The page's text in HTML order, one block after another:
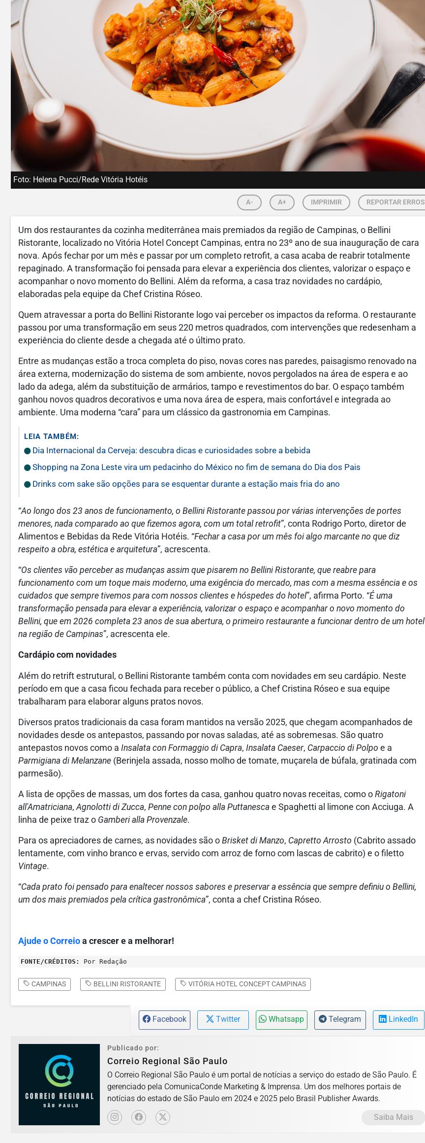
Foto: Helena Pucci/Rede Vitória Hotéis
A- A+ IMPRIMIR REPORTAR ERROS
Um dos restaurantes da cozinha mediterrânea mais premiados da região de Campinas, o Bellini
Ristorante, localizado no Vitória Hotel Concept Campinas, entra no 23º ano de sua inauguração de cara
nova. Após fechar por um mês e passar por um completo retrofit, a casa acaba de reabrir totalmente
repaginado. A transformação foi pensada para elevar a experiência dos clientes, valorizar o espaço e
acompanhar o novo momento do Bellini. Além da reforma, a casa traz novidades no cardápio,
elaboradas pela equipe da Chef Cristina Róseo.
Quem atravessar a porta do Bellini Ristorante logo vai perceber os impactos da reforma. O restaurante
passou por uma transformação em seus 220 metros quadrados, com intervenções que redesenham a
experiência do cliente desde a chegada até o último prato.
Entre as mudanças estão a troca completa do piso, novas cores nas paredes, paisagismo renovado na
área externa, modernização do sistema de som ambiente, novos pergolados na área de espera e ao
lado da adega, além da substituição de armários, tampo e revestimentos do bar. O espaço também
ganhou novos quadros decorativos e uma nova área de espera, mais confortável e integrada ao
ambiente. Uma moderna “cara” para um clássico da gastronomia em Campinas.
LEIA TAMBÉM:
Dia Internacional da Cerveja: descubra dicas e curiosidades sobre a bebida
Shopping na Zona Leste vira um pedacinho do México no fim de semana do Dia dos Pais
Drinks com sake são opções para se esquentar durante a estação mais fria do ano
“Ao longo dos 23 anos de funcionamento, o Bellini Ristorante passou por várias intervenções de portes
menores, nada comparado ao que fizemos agora, com um total retrofit”, conta Rodrigo Porto, diretor de
Alimentos e Bebidas da Rede Vitória Hotéis. “Fechar a casa por um mês foi algo marcante no que diz
respeito a obra, estética e arquitetura”, acrescenta.
“Os clientes vão perceber as mudanças assim que pisarem no Bellini Ristorante, que reabre para
funcionamento com um toque mais moderno, uma exigência do mercado, mas com a mesma essência e os
cuidados que sempre tivemos para com nossos clientes e hóspedes do hotel”, afirma Porto. “É uma
transformação pensada para elevar a experiência, valorizar o espaço e acompanhar o novo momento do
Bellini, que em 2026 completa 23 anos de sua abertura, o primeiro restaurante a funcionar dentro de um hotel
na região de Campinas”, acrescenta ele.
Cardápio com novidades
Além do retrift estrutural, o Bellini Ristorante também conta com novidades em seu cardápio. Neste
período em que a casa ficou fechada para receber o público, a Chef Cristina Róseo e sua equipe
trabalharam para elaborar alguns pratos novos.
Diversos pratos tradicionais da casa foram mantidos na versão 2025, que chegam acompanhados de
novidades desde os antepastos, passando por novas saladas, até as sobremesas. São quatro
antepastos novos como a Insalata con Formaggio di Capra, Insalata Caeser, Carpaccio di Polpo e a
Parmigiana di Melanzane (Berinjela assada, nosso molho de tomate, muçarela de búfala, gratinada com
parmesão).
A lista de opções de massas, um dos fortes da casa, ganhou quatro novas receitas, como o Rigatoni
all'Amatriciana, Agnolotti di Zucca, Penne con polpo alla Puttanesca e Spaghetti al limone con Acciuga. A
linha de peixe traz o Gamberi alla Provenzale.
Para os apreciadores de carnes, as novidades são o Brisket di Manzo, Capretto Arrosto (Cabrito assado
lentamente, com vinho branco e ervas, servido com arroz de forno com lascas de cabrito) e o filetto
Vintage.
“Cada prato foi pensado para enaltecer nossos sabores e preservar a essência que sempre definiu o Bellini,
um dos mais premiados pela crítica gastronômica”, conta a chef Cristina Róseo.
Ajude o Correio a crescer e a melhorar!
FONTE/CRÉDITOS: Por Redação
CAMPINAS BELLINI RISTORANTE VITÓRIA HOTEL CONCEPT CAMPINAS
Facebook Twitter Whatsapp Telegram LinkedIn
Publicado por:
Correio Regional São Paulo
O Correio Regional São Paulo é um portal de notícias a serviço do estado de São Paulo. É
gerenciado pela ComunicaConde Marketing & Imprensa. Um dos melhores portais de
notícias do estado de São Paulo em 2024 e 2025 pelo Brasil Publisher Awards.
Saiba Mais